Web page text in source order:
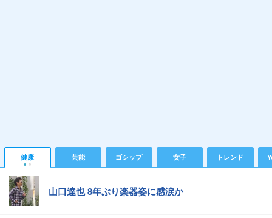
健康 芸能 ゴシップ 女子 トレンド
山口達也 8年ぶり楽器姿に感涙か